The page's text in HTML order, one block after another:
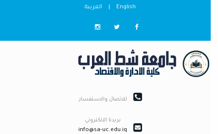
English
| العربية
للاتصال والاستفسار
بريدنا الالكتروني
info@sa-uc.edu.iq